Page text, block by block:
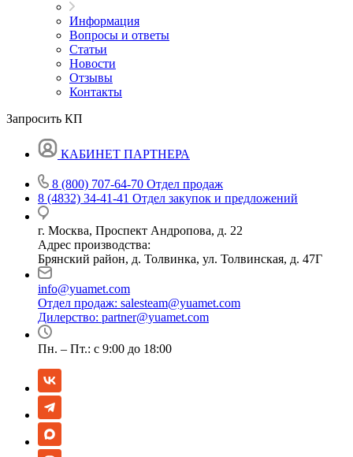
Информация
Вопросы и ответы
Статьи
Новости
Отзывы
Контакты
Запросить КП
КАБИНЕТ ПАРТНЕРА
8 (800) 707-64-70 Отдел продаж
8 (4832) 34-41-41 Отдел закупок и предложений
г. Москва, Проспект Андропова, д. 22
Адрес производства:
Брянский район, д. Толвинка, ул. Толвинская, д. 47Г
info@yuamet.com
Отдел продаж: salesteam@yuamet.com
Дилерство: partner@yuamet.com
Пн. – Пт.: с 9:00 до 18:00